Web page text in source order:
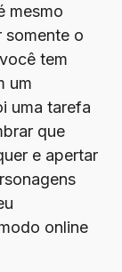
mesmo
somente o
tem
um
uma tarefa
que
e apertar
online